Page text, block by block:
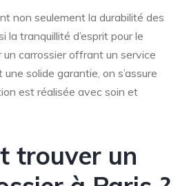
non seulement la durabilité des
la tranquillité d’esprit pour le
carrossier offrant un service
solide garantie, on s’assure
est réalisée avec soin et
trouver un